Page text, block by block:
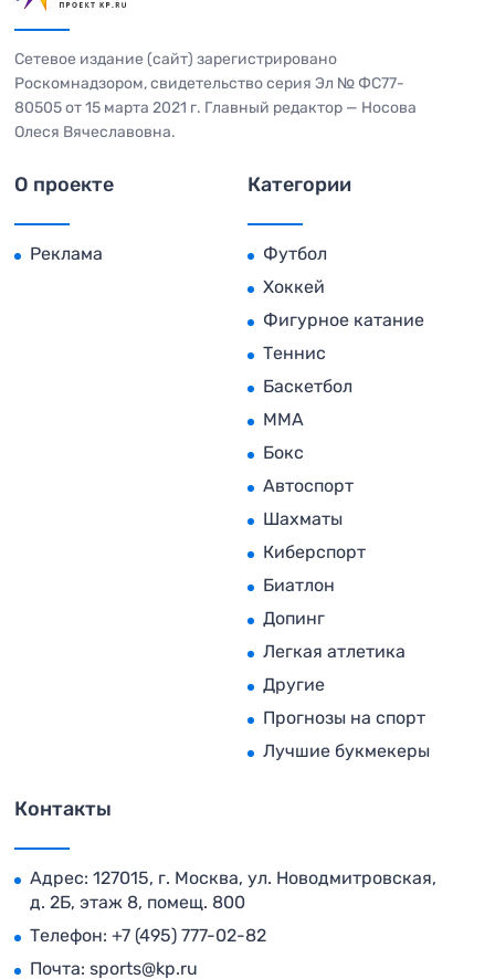
Сетевое издание (сайт) зарегистрировано
Роскомнадзором, свидетельство серия Эл № ФС77-
80505 от 15 марта 2021 г. Главный редактор — Носова
Олеся Вячеславовна.
О проекте
Реклама
Категории
Футбол
Хоккей
Фигурное катание
Теннис
Баскетбол
MMA
Бокс
Автоспорт
Шахматы
Киберспорт
Биатлон
Допинг
Легкая атлетика
Другие
Прогнозы на спорт
Лучшие букмекеры
Контакты
Адрес: 127015, г. Москва, ул. Новодмитровская,
д. 2Б, этаж 8, помещ. 800
Телефон: +7 (495) 777-02-82
Почта: sports@kp.ru